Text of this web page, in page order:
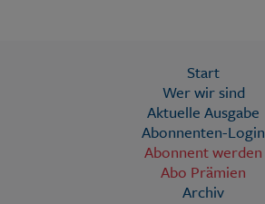
Start
Wer wir sind
Aktuelle Ausgabe
Abonnenten-Login
Abonnent werden
Abo Prämien
Archiv